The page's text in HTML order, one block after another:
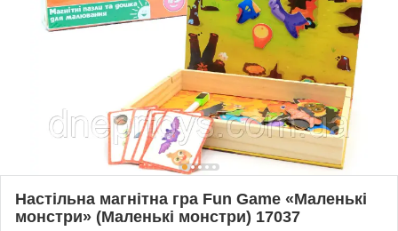
Настільна магнітна гра Fun Game «Маленькі
монстри» (Маленькі монстри) 17037